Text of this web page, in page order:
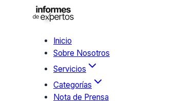
Inicio
Sobre Nosotros
Servicios
Categorías
Nota de Prensa